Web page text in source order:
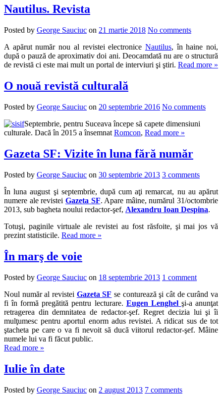
Nautilus. Revista
Posted by George Sauciuc on 21 martie 2018 No comments
A apărut număr nou al revistei electronice Nautilus, în haine noi,
după o pauză de aproximativ doi ani. Deocamdată nu are o structură
de revistă ci este mai mult un portal de interviuri şi ştiri. Read more »
O nouă revistă culturală
Posted by George Sauciuc on 20 septembrie 2016 No comments
Septembrie, pentru Suceava începe să capete dimensiuni
culturale. Dacă în 2015 a însemnat Romcon, Read more »
Gazeta SF: Vizite în luna fără număr
Posted by George Sauciuc on 30 septembrie 2013 3 comments
În luna august şi septembrie, după cum aţi remarcat, nu au apărut
numere ale revistei Gazeta SF. Apare mâine, numărul 31/octombrie
2013, sub bagheta noului redactor-şef, Alexandru Ioan Despina.
Totuşi, paginile virtuale ale revistei au fost răsfoite, şi mai jos vă
prezint statisticile. Read more »
În marş de voie
Posted by George Sauciuc on 18 septembrie 2013 1 comment
Noul număr al revistei Gazeta SF se conturează şi cât de curând va
fi în formă pregătită pentru lecturare. Eugen Lenghel şi-a anunţat
retragerea din demnitatea de redactor-şef. Regret decizia lui şi îi
mulţumesc pentru aportul enorm adus revistei. A ridicat sus de tot
ştacheta pe care o va fi nevoit să ducă viitorul redactor-şef. Mâine
numele lui va fi făcut public.
Read more »
Iulie în date
Posted by George Sauciuc on 2 august 2013 7 comments